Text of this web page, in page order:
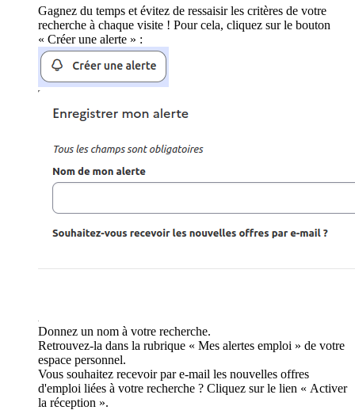
Gagnez du temps et évitez de ressaisir les critères de votre
recherche à chaque visite ! Pour cela, cliquez sur le bouton
« Créer une alerte » :
Donnez un nom à votre recherche.
Retrouvez-la dans la rubrique « Mes alertes emploi » de votre
espace personnel.
Vous souhaitez recevoir par e-mail les nouvelles offres
d'emploi liées à votre recherche ? Cliquez sur le lien « Activer
la réception ».